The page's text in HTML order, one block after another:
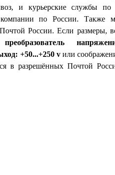
и курьерские службы по
по России. Также
России. Если размеры,
+50...+250 vили
в разрешённых Почтой